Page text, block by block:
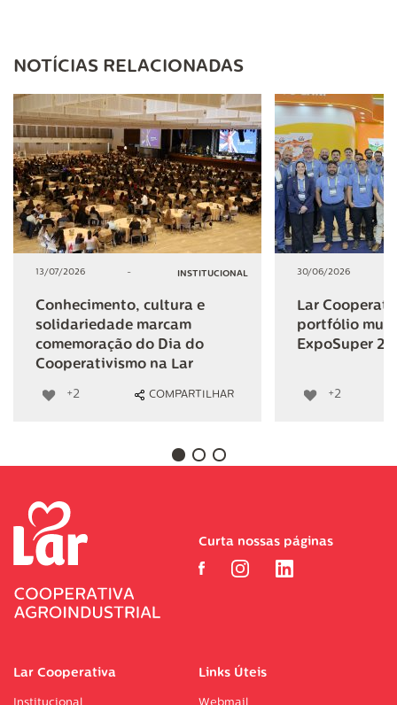
NOTÍCIAS RELACIONADAS
13/07/2026 - INSTITUCIONAL
Conhecimento, cultura e
solidariedade marcam
comemoração do Dia do
Cooperativismo na Lar
+2 COMPARTILHAR
30/06/2026
Lar
portfólio
ExpoSuper
+2
Lar Cooperativa
Institucional
Links Úteis
Webmail
Curta nossas páginas